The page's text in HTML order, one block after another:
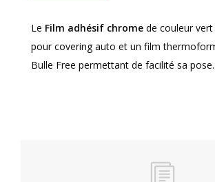
Le Film adhésif chrome de couleur vert
pourcoveringauto et un film
Bulle Free permettant de facilité sa pose.